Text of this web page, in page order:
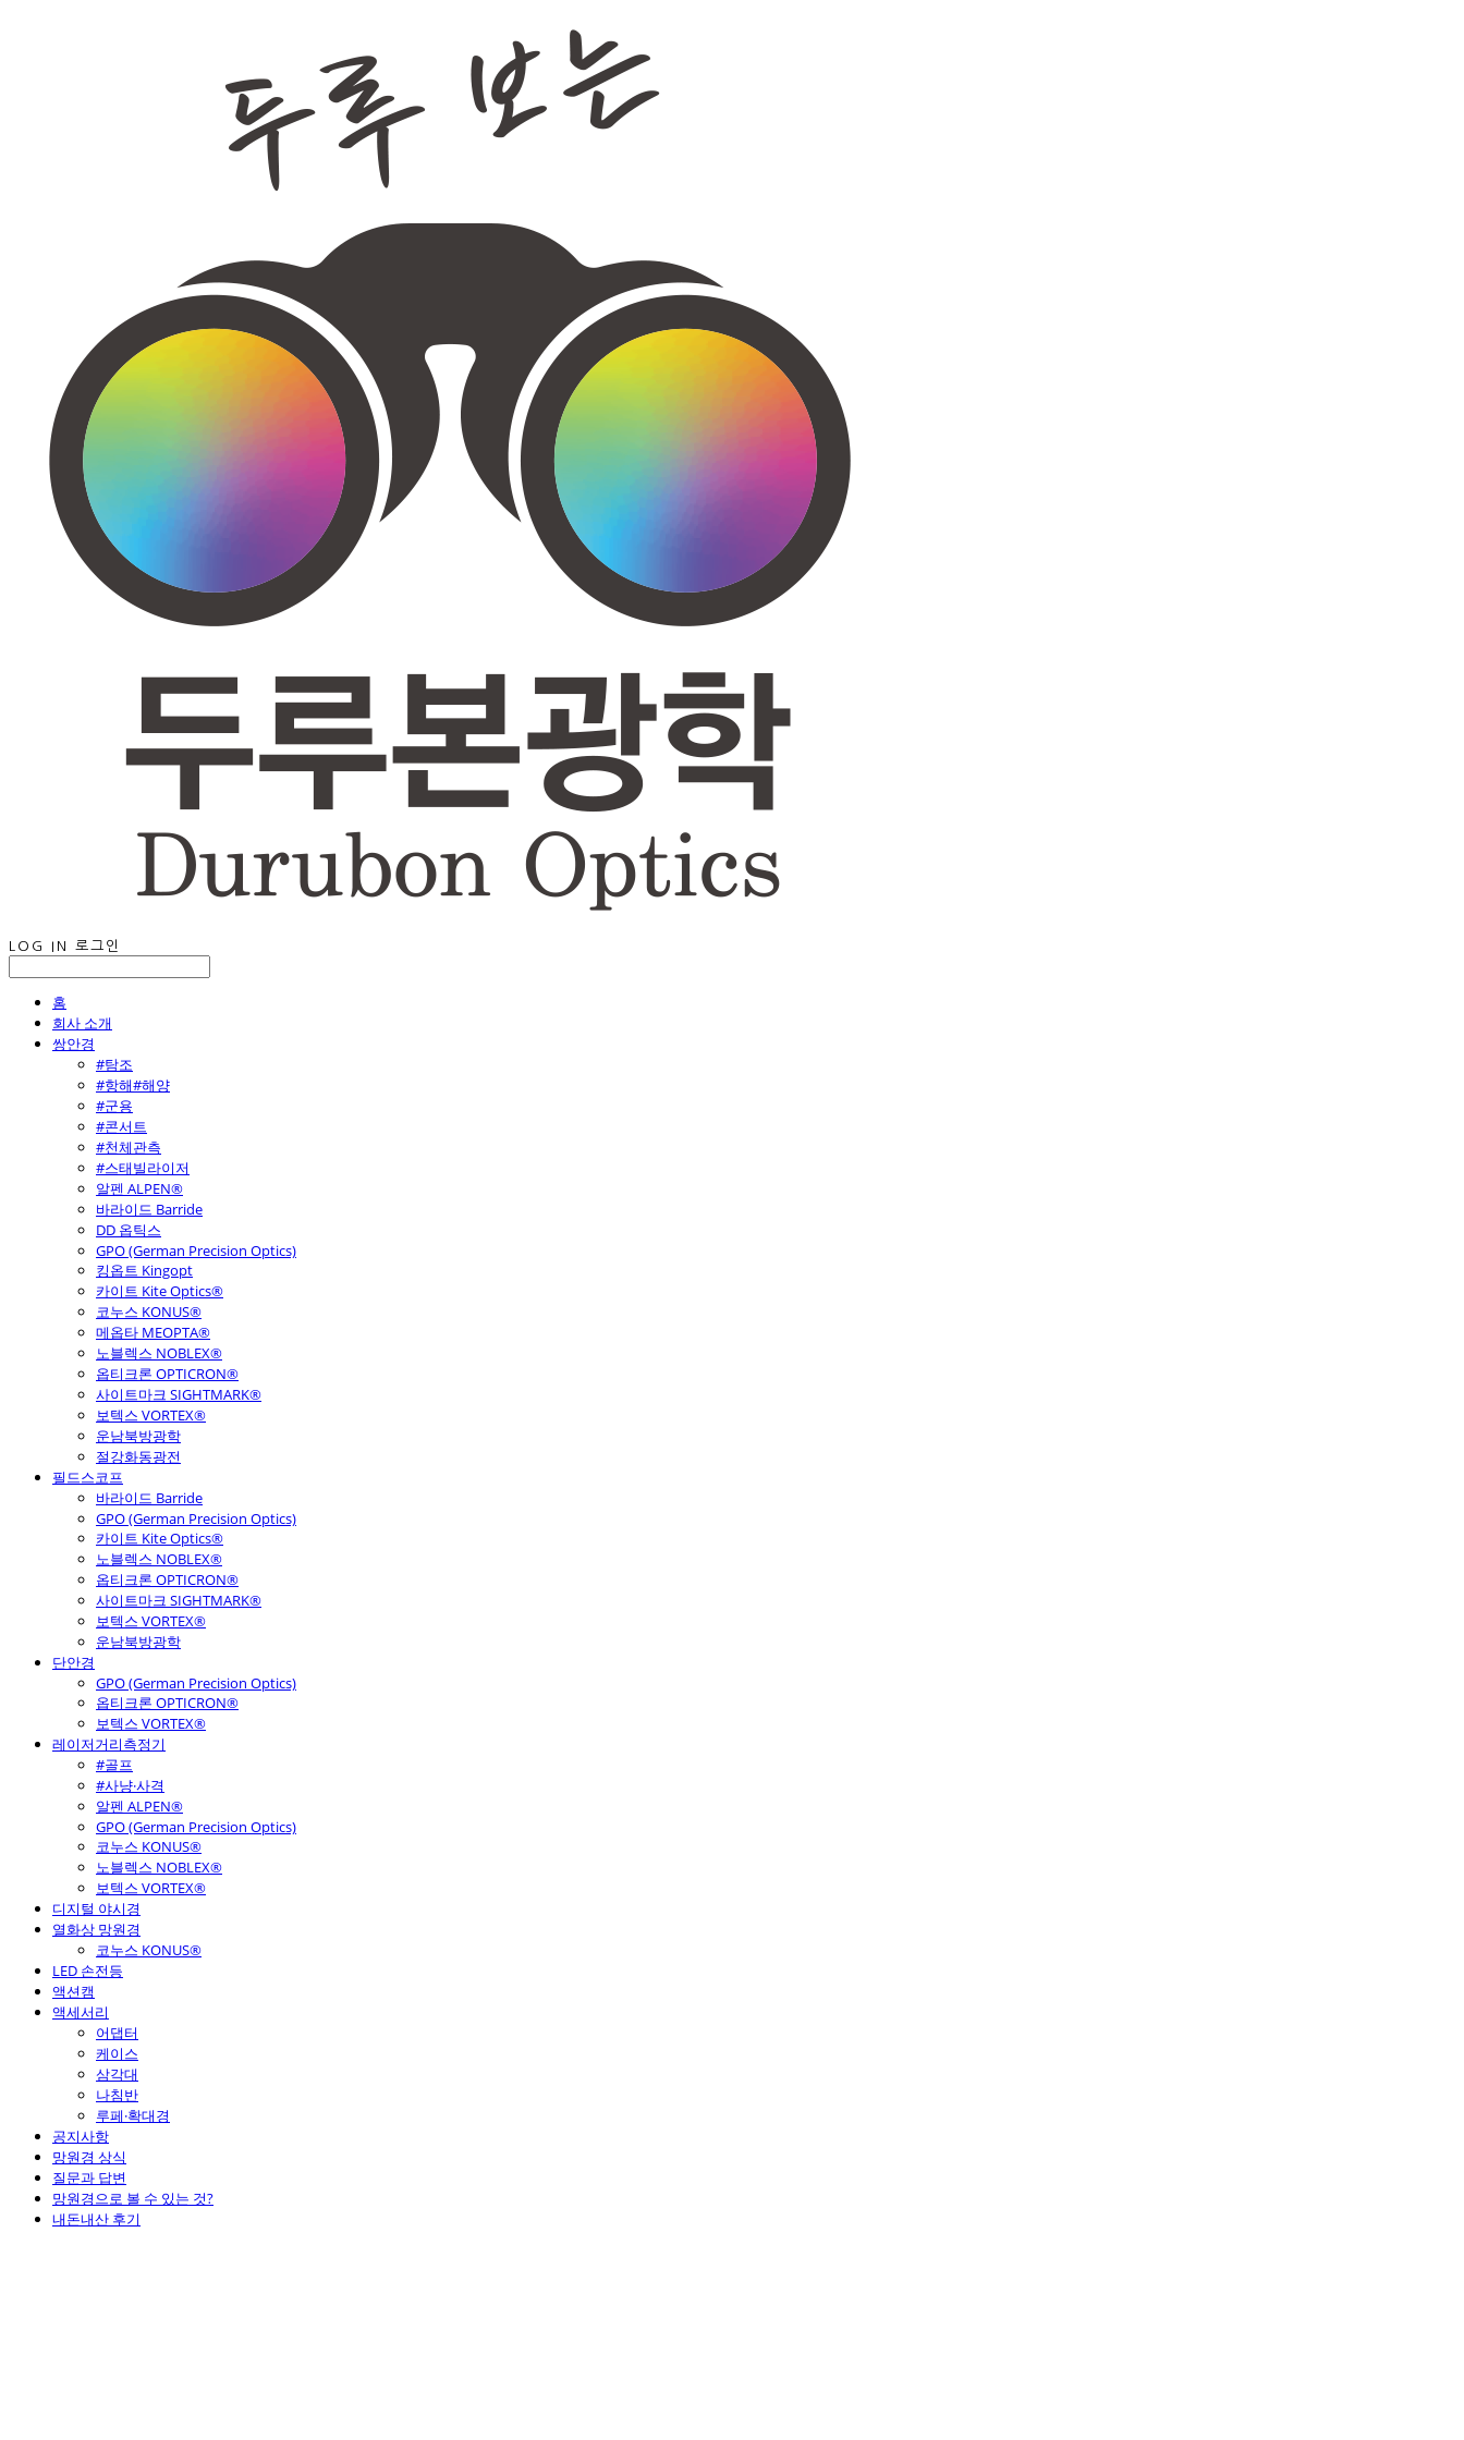
LOG IN 로그인
홈
회사 소개
쌍안경
#탐조
#항해#해양
#군용
#콘서트
#천체관측
#스태빌라이저
알펜 ALPEN®
바라이드 Barride
DD 옵틱스
GPO (German Precision Optics)
킹옵트 Kingopt
카이트 Kite Optics®
코누스 KONUS®
메옵타 MEOPTA®
노블렉스 NOBLEX®
옵티크론 OPTICRON®
사이트마크 SIGHTMARK®
보텍스 VORTEX®
운남북방광학
절강화동광전
필드스코프
바라이드 Barride
GPO (German Precision Optics)
카이트 Kite Optics®
노블렉스 NOBLEX®
옵티크론 OPTICRON®
사이트마크 SIGHTMARK®
보텍스 VORTEX®
운남북방광학
단안경
GPO (German Precision Optics)
옵티크론 OPTICRON®
보텍스 VORTEX®
레이저거리측정기
#골프
#사냥·사격
알펜 ALPEN®
GPO (German Precision Optics)
코누스 KONUS®
노블렉스 NOBLEX®
보텍스 VORTEX®
디지털 야시경
열화상 망원경
코누스 KONUS®
LED 손전등
액션캠
액세서리
어댑터
케이스
삼각대
나침반
루페·확대경
공지사항
망원경 상식
질문과 답변
망원경으로 볼 수 있는 것?
내돈내산 후기